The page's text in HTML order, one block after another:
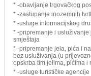
* -obavljanje trgovačkog
* -zastupanje inozemnih
* -usluge informacijskog
* -pripremanje i
smještaja
* -pripremanje jela, pića i
bez usluživanja (u
opskrba tim jelima, pićima i
* -usluge turističke agencije